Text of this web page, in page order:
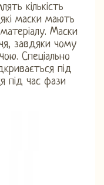
кількість
маски мають
Маски
завдяки чому
Спеціально
під
під час фази